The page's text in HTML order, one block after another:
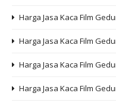
Harga Jasa Kaca Film
Harga Jasa Kaca Film
Harga Jasa Kaca Film
Harga Jasa Kaca Film